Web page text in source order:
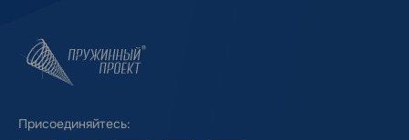
Присоединяйтесь: